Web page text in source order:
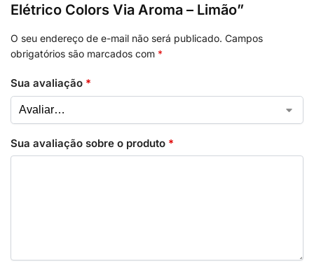
Elétrico Colors Via Aroma – Limão”
O seu endereço de e-mail não será publicado. Campos
obrigatórios são marcados com *
Sua avaliação *
Sua avaliação sobre o produto *